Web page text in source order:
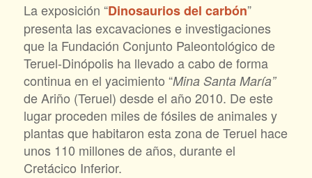
La exposición “Dinosaurios del carbón”
presenta las excavaciones e investigaciones
que la Fundación Conjunto Paleontológico de
Teruel-Dinópolis ha llevado a cabo de forma
continua en el yacimiento “Mina Santa María”
de Ariño (Teruel) desde el año 2010. De este
lugar proceden miles de fósiles de animales y
plantas que habitaron esta zona de Teruel hace
unos 110 millones de años, durante el
Cretácico Inferior.